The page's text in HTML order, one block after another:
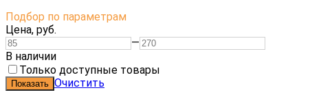
Подбор по параметрам
Цена, руб.
—
В наличии
Только доступные товары
Очистить